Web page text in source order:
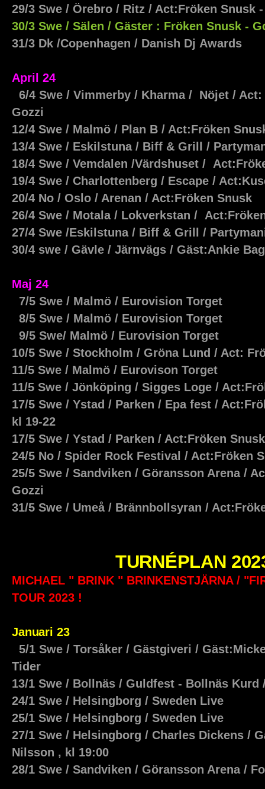
29/3 Swe / Örebro / Ritz / Act:Fröken Snusk
30/3 Swe / Sälen / Gäster : Fröken Snusk -
31/3 Dk /Copenhagen / Danish Dj Awards
April 24
6/4 Swe / Vimmerby / Kharma / Nöjet /
Gozzi
12/4 Swe / Malmö / Plan B / Act:Fröken
13/4 Swe / Eskilstuna / Biff & Grill /
18/4 Swe / Vemdalen /Värdshuset /
19/4 Swe / Charlottenberg / Escape /
20/4 No / Oslo / Arenan / Act:Fröken Snusk
26/4 Swe / Motala / Lokverkstan /
27/4 Swe /Eskilstuna / Biff & Grill /
30/4 swe / Gävle / Järnvägs / Gäst:Ankie
Maj 24
7/5 Swe / Malmö / Eurovision Torget
8/5 Swe / Malmö / Eurovision Torget
9/5 Swe/ Malmö / Eurovision Torget
10/5 Swe / Stockholm / Gröna Lund / Act:
11/5 Swe / Malmö / Eurovison Torget
11/5 Swe / Jönköping / Sigges Loge /
17/5 Swe / Ystad / Parken / Epa fest /
kl 19-22
17/5 Swe / Ystad / Parken / Act:Fröken
24/5 No / Spider Rock Festival / Act:Fröken
25/5 Swe / Sandviken / Göransson Arena /
Gozzi
31/5 Swe / Umeå / Brännbollsyran /
TURNÉPLAN
MICHAEL " BRINK " BRINKENSTJÄRNA /
TOUR 2023 !
Januari 23
5/1 Swe / Torsåker / Gästgiveri /
Tider
13/1 Swe / Bollnäs / Guldfest - Bollnäs
24/1 Swe / Helsingborg / Sweden Live
25/1 Swe / Helsingborg / Sweden Live
27/1 Swe / Helsingborg / Charles Dickens /
Nilsson , kl 19:00
28/1 Swe / Sandviken / Göransson Arena /